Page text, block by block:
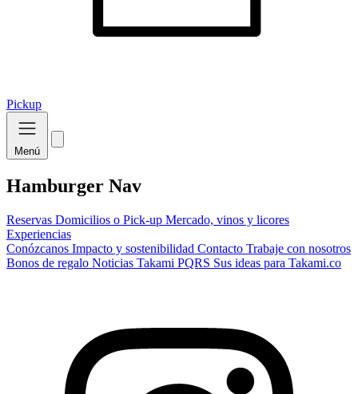
Pickup
Menú
Hamburger Nav
Reservas Domicilios o Pick-up Mercado, vinos y licores
Experiencias
Conózcanos Impacto y sostenibilidad Contacto Trabaje con nosotros
Bonos de regalo Noticias Takami PQRS Sus ideas para Takami.co